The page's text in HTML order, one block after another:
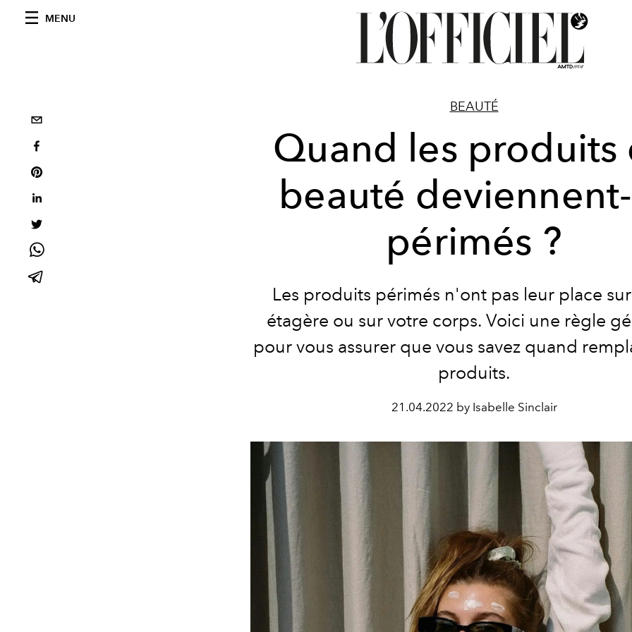
MENU
BEAUTÉ
Quand les produits
beauté
périmés ?
Les produits périmés n'ont pas leur place
étagère ou sur votre corps. Voici une règle
pour vous assurer que vous savez quand
produits.
21.04.2022 by Isabelle Sinclair